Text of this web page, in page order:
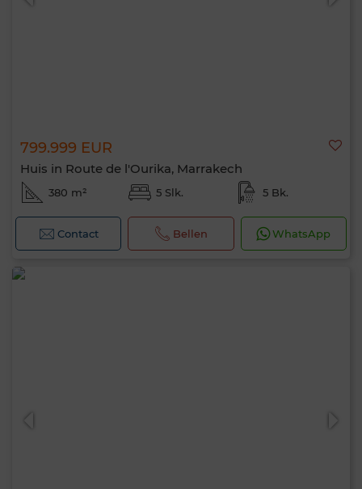
799.999 EUR
Huis in Route de l'Ourika, Marrakech
380 m² 5 Slk. 5 Bk.
Contact Bellen WhatsApp